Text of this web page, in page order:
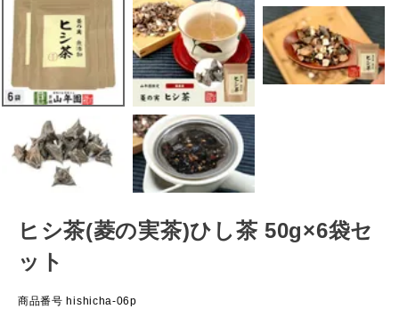
ヒシ茶(菱の実茶)ひし茶 50g×6袋セ
ット
商品番号 hishicha-06p